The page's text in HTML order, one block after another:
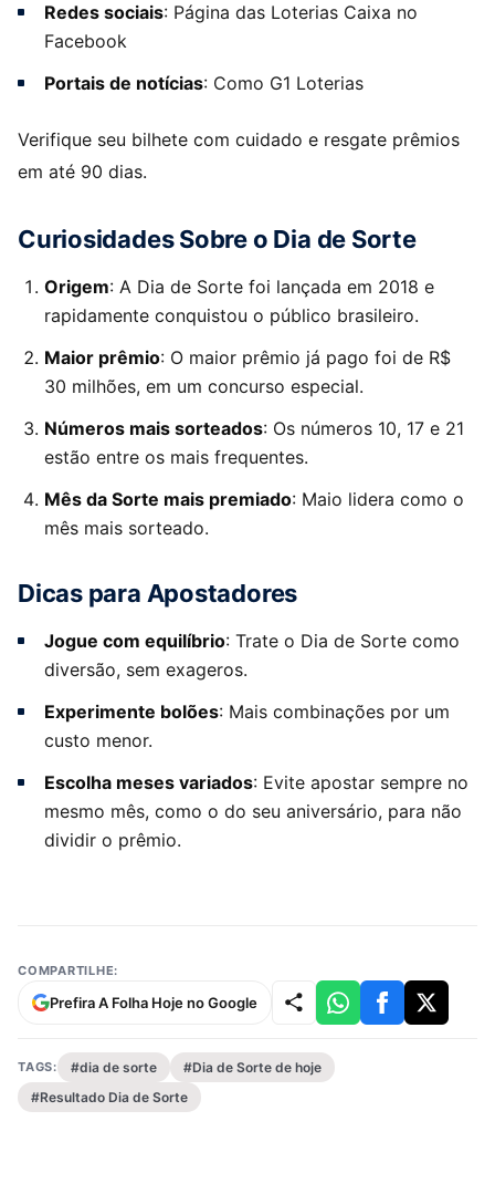
Redes sociais: Página das Loterias Caixa no
Facebook
Portais de notícias: Como G1 Loterias
Verifique seu bilhete com cuidado e resgate prêmios
em até 90 dias.
Curiosidades Sobre o Dia de Sorte
Origem: A Dia de Sorte foi lançada em 2018 e
rapidamente conquistou o público brasileiro.
Maior prêmio: O maior prêmio já pago foi de R$
30 milhões, em um concurso especial.
Números mais sorteados: Os números 10, 17 e 21
estão entre os mais frequentes.
Mês da Sorte mais premiado: Maio lidera como o
mês mais sorteado.
Dicas para Apostadores
Jogue com equilíbrio: Trate o Dia de Sorte como
diversão, sem exageros.
Experimente bolões: Mais combinações por um
custo menor.
Escolha meses variados: Evite apostar sempre no
mesmo mês, como o do seu aniversário, para não
dividir o prêmio.
COMPARTILHE:
Prefira A Folha Hoje no Google
TAGS: #dia de sorte
#Dia de Sorte de hoje
#Resultado Dia de Sorte